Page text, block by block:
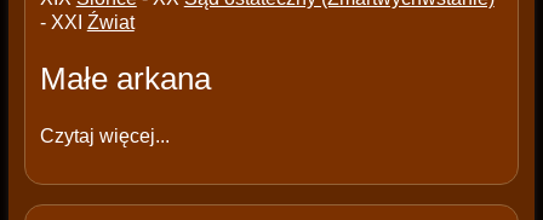
- XXI Źwiat
Małe arkana
Czytaj więcej...